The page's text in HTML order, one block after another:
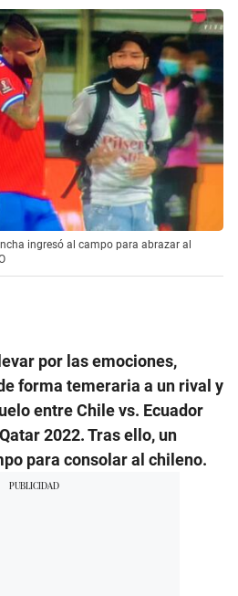
ingresó al campo para abrazar al
por las emociones,
forma temeraria a un rival y
entre Chile vs. Ecuador
2022. Tras ello, un
para consolar al chileno.